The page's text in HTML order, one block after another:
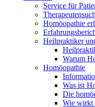
Service für
Homöopathie
Heilpraktiker
Warum
Homöopathie
Was ist
Die
Wie wirkt